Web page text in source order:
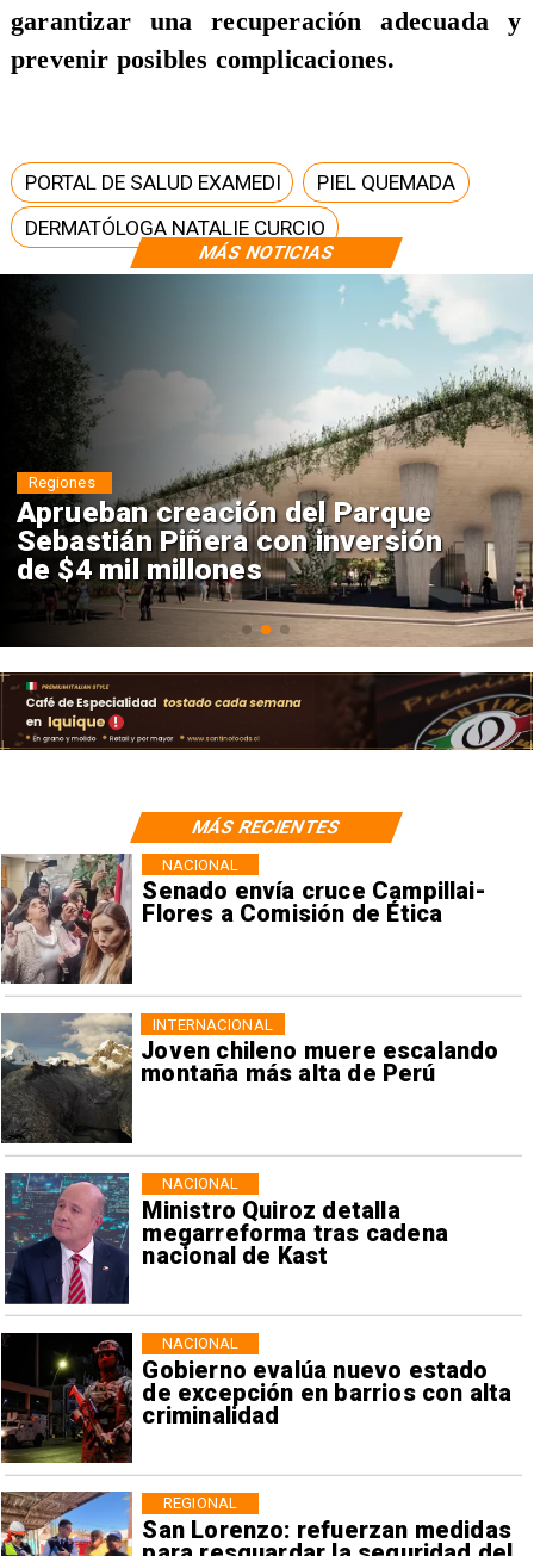
MÁS NOTICIAS
garantizar una recuperación adecuada y
prevenir posibles complicaciones.
PORTAL DE SALUD EXAMEDI
PIEL QUEMADA
DERMATÓLOGA NATALIE CURCIO
Aprueban creación del Parque
Sebastián Piñera con inversión
de $4 mil millones
Regiones
Senado envía cruce Campillai-
Flores a Comisión de Ética
NACIONAL
Joven chileno muere escalando
montaña más alta de Perú
INTERNACIONAL
Ministro Quiroz detalla
megarreforma tras cadena
nacional de Kast
NACIONAL
Gobierno evalúa nuevo estado
de excepción en barrios con alta
criminalidad
NACIONAL
San Lorenzo: refuerzan medidas
REGIONAL
MÁS RECIENTES